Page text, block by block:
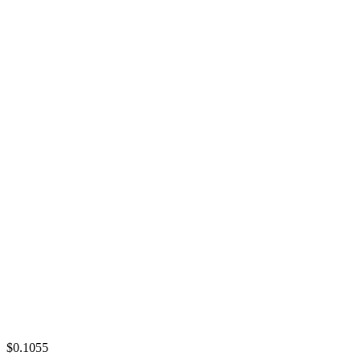
$0.1055